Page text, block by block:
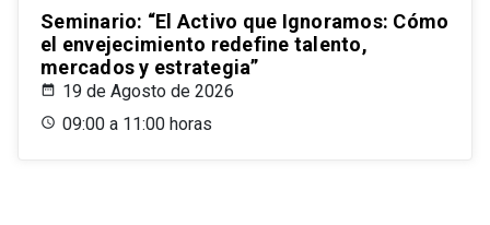
Seminario: “El Activo que Ignoramos: Cómo
el envejecimiento redefine talento,
mercados y estrategia”
19 de Agosto de 2026
09:00 a 11:00 horas